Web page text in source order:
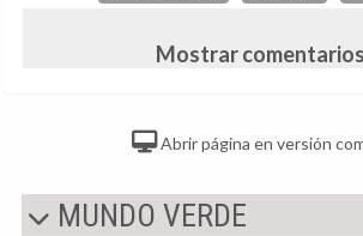
Mostrar
Abrir página en versión
MUNDO VERDE